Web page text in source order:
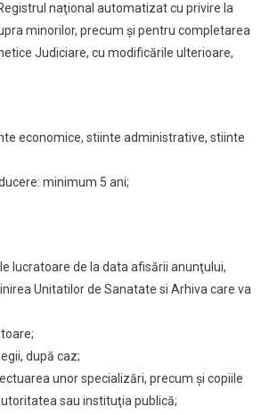
naţional automatizat cu privire la
minorilor, precum şi pentru completarea
Judiciare, cu modificările ulterioare,
economice, stiinte administrative, stiinte
minimum 5 ani;
lucratoare de la data afisării anunţului,
Unitatilor de Sanatate si Arhiva care va
după caz;
unor specializări, precum şi copiile
sau instituţia publică;